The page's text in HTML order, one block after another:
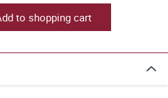
to shopping cart